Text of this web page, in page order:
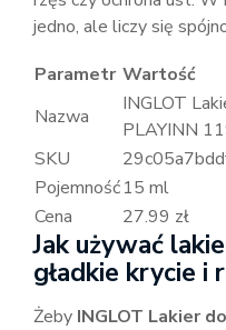
jedno, ale liczy się
Parametr Wartość
Nazwa
INGLOT
PLAYINN
SKU
Pojemność15 ml
Cena
27.99 zł
Jak używać
gładkie krycie
Żeby INGLOT Lakier